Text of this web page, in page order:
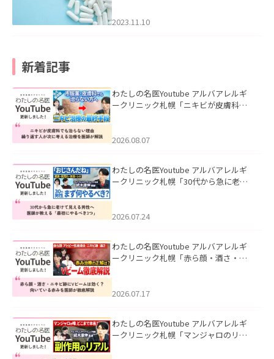
2023.11.10
新着記事
わたしの名医Youtube アルバアレルギ
ークリニック札幌「ニキビが皮膚科で
ました。
2026.08.07
わたしの名医Youtube アルバアレルギ
ークリニック札幌「30代から急に老け
た。
2026.07.24
わたしの名医Youtube アルバアレルギ
ークリニック札幌「赤ら顔・酒さ・ニ
した。
2026.07.17
わたしの名医Youtube アルバアレルギ
ークリニック札幌「マンジャロのリア